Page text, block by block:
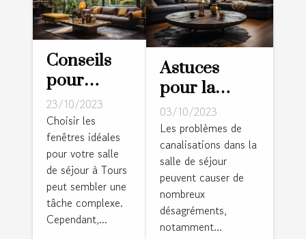
Conseils
pour
choisir les
fenêtres
idéales
pour votre
salle de
séjour à
Tours
23/10/2023
Choisir les
fenêtres idéales
pour votre salle
de séjour à Tours
peut sembler une
tâche complexe.
Cependant,...
Astuces
pour la
prévention
des
problèmes
de
canalisations
dans la salle
de séjour
03/10/2023
Les problèmes de
canalisations dans la
salle de séjour
peuvent causer de
nombreux
désagréments,
notamment...